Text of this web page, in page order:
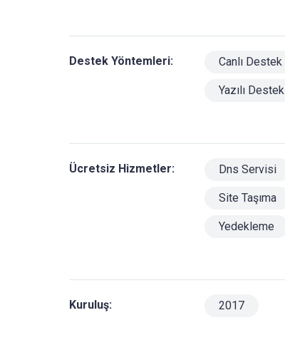
Destek Yöntemleri: Canlı Destek
Yazılı Destek
Ücretsiz Hizmetler: Dns Servisi
Site Taşıma
Yedekleme
Kuruluş: 2017